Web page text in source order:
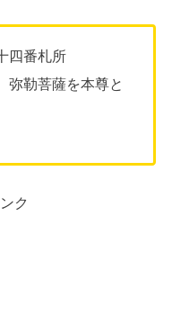
四番札所
弥勒菩薩を本尊と
ク